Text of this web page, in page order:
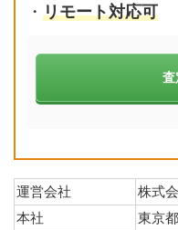
・ リモート対応可
査
運営会社
株式
本社
東京